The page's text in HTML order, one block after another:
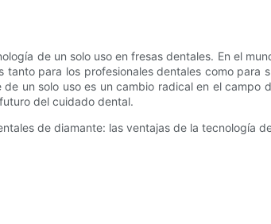
de un solo uso en fresas dentales. En el
para los profesionales dentales como
un solo uso es un cambio radical en el
del cuidado dental.